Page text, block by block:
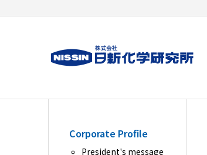
Corporate Profile
President's message